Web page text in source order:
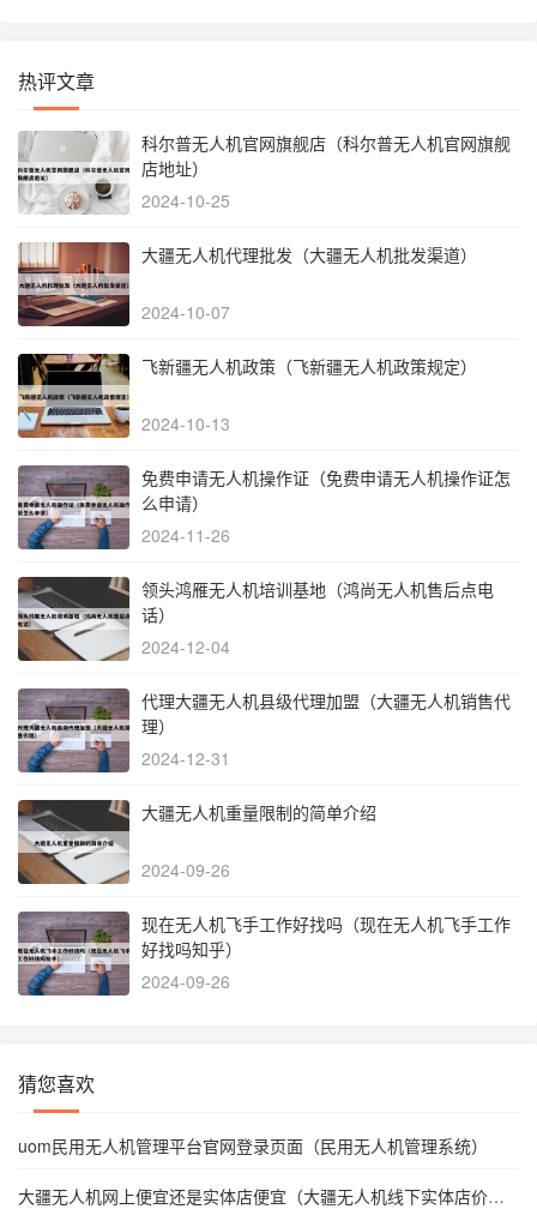
热评文章
科尔普无人机官网旗舰店（科尔普无人机官网旗舰
店地址）
2024-10-25
大疆无人机代理批发（大疆无人机批发渠道）
2024-10-07
飞新疆无人机政策（飞新疆无人机政策规定）
2024-10-13
免费申请无人机操作证（免费申请无人机操作证怎
么申请）
2024-11-26
领头鸿雁无人机培训基地（鸿尚无人机售后点电
话）
2024-12-04
代理大疆无人机县级代理加盟（大疆无人机销售代
理）
2024-12-31
大疆无人机重量限制的简单介绍
2024-09-26
现在无人机飞手工作好找吗（现在无人机飞手工作
好找吗知乎）
2024-09-26
猜您喜欢
uom民用无人机管理平台官网登录页面（民用无人机管理系统）
大疆无人机网上便宜还是实体店便宜（大疆无人机线下实体店价格